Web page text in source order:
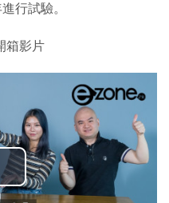
行試驗。
箱影片